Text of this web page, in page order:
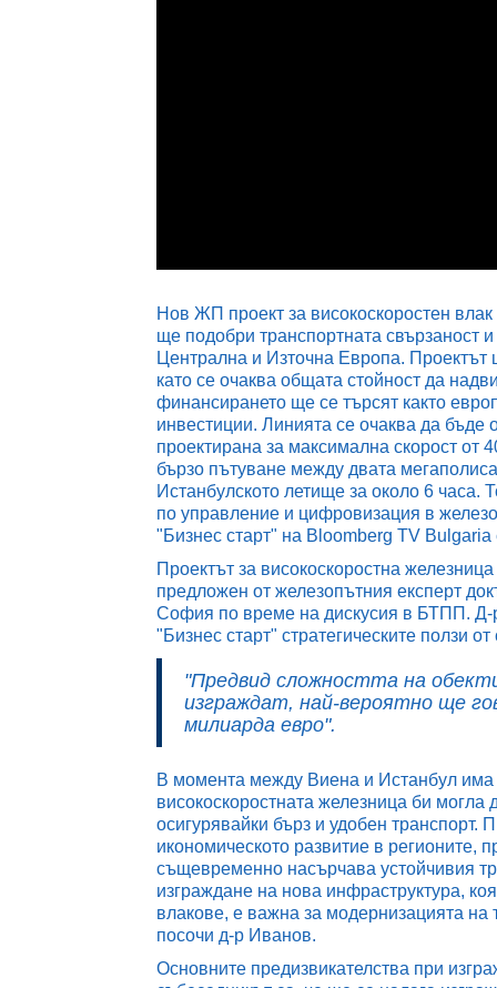
Нов ЖП проект за високоскоростен
ще подобри транспортната свързаност
Централна и Източна Европа. Проектът
като се очаква общата стойност да
финансирането ще се търсят както
инвестиции. Линията се очаква да бъде
проектирана за максимална скорост от
бързо пътуване между двата
Истанбулското летище за около 6 часа.
по управление и цифровизация в
"Бизнес старт" на Bloomberg TV
Проектът за високоскоростна
предложен от железопътния експерт
София по време на дискусия в БТПП. Д-
"Бизнес старт" стратегическите ползи
"Предвид сложността на
изграждат, най-вероятно ще
милиарда евро".
В момента между Виена и Истанбул има
високоскоростната железница би могла
осигурявайки бърз и удобен транспорт.
икономическото развитие в регионите,
същевременно насърчава устойчивия
изграждане на нова инфраструктура,
влакове, е важна за модернизацията на
посочи д-р Иванов.
Основните предизвикателства при